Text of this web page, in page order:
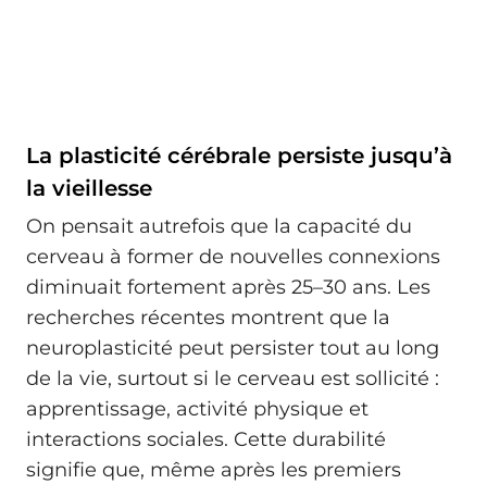
La plasticité cérébrale persiste jusqu’à
la vieillesse
On pensait autrefois que la capacité du
cerveau à former de nouvelles connexions
diminuait fortement après 25–30 ans. Les
recherches récentes montrent que la
neuroplasticité peut persister tout au long
de la vie, surtout si le cerveau est sollicité :
apprentissage, activité physique et
interactions sociales. Cette durabilité
signifie que, même après les premiers